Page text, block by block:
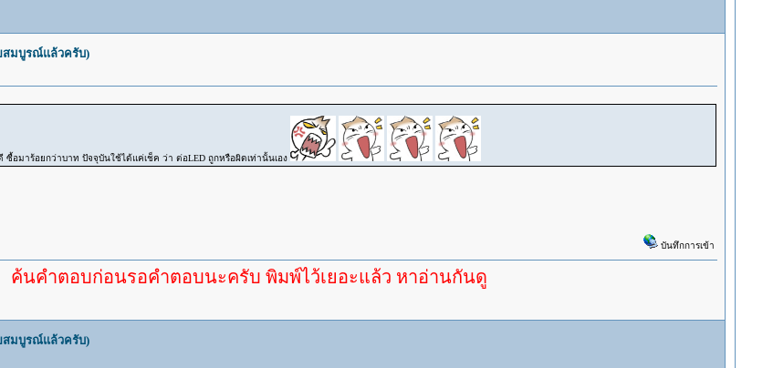
สมบูรณ์แล้วครับ)
อมาร้อยกว่าบาท ปัจจุบันใช้ได้แค่เช็ค ว่า ต่อLED ถูกหรือผิดเท่านั้นเอง
บันทึกการเข้า
ตอบก่อนรอคำตอบนะครับ พิมพ์ไว้เยอะแล้ว หาอ่านกันดู
สมบูรณ์แล้วครับ)